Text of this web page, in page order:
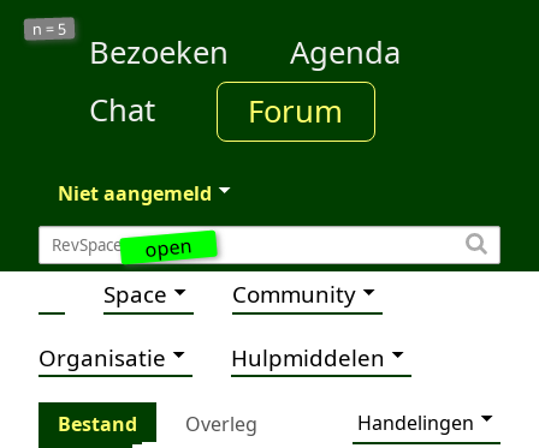
open
n = 5
Bezoeken
Agenda
Chat
Forum
Niet aangemeld
Space Community
Organisatie Hulpmiddelen
Bestand Overleg
Handelingen